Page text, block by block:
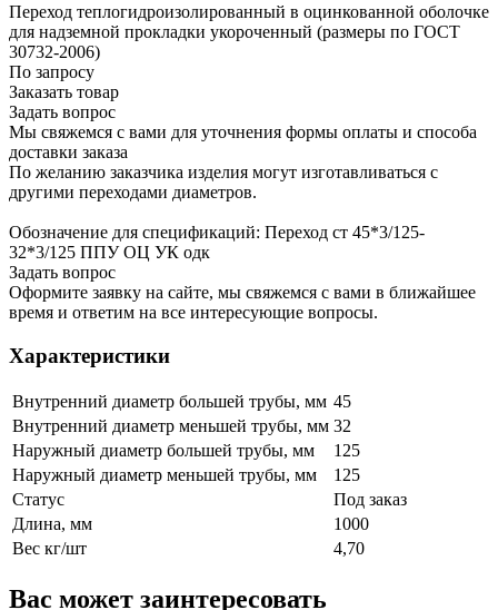
Переход теплогидроизолированный в оцинкованной оболочке
для надземной прокладки укороченный (размеры по ГОСТ
30732-2006)
По запросу
Заказать товар
Задать вопрос
Мы свяжемся с вами для уточнения формы оплаты и способа
доставки заказа
По желанию заказчика изделия могут изготавливаться с
другими переходами диаметров.
Обозначение для спецификаций: Переход ст 45*3/125-
32*3/125 ППУ ОЦ УК одк
Задать вопрос
Оформите заявку на сайте, мы свяжемся с вами в ближайшее
время и ответим на все интересующие вопросы.
Характеристики
Внутренний диаметр большей трубы, мм 45
Внутренний диаметр меньшей трубы, мм 32
Наружный диаметр большей трубы, мм
125
Наружный диаметр меньшей трубы, мм
125
Статус
Под заказ
Длина, мм
1000
Вес кг/шт
4,70
Вас может заинтересовать